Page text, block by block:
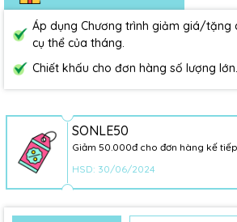
Áp dụng Chương trình giảm giá/tặng
cụ thể của tháng.
Chiết khấu cho đơn hàng số lượng lớn.
SONLE50
Giảm 50.000đ cho đơn hàng kế tiếp
HSD: 30/06/2024